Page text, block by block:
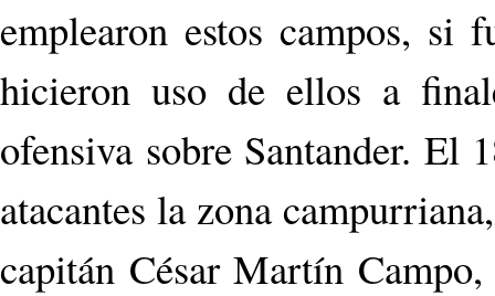
emplearon estos campos, si
hicieron uso de ellos a
ofensiva sobre Santander. El
atacantes la zona
capitán César Martín